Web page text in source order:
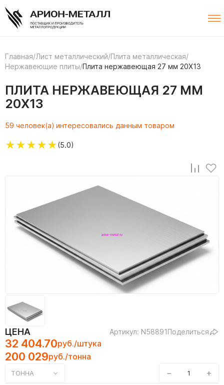
Главная/Лист металлический/Плита металлическая/
Нержавеющие плиты/Плита нержавеющая 27 мм 20Х13
ПЛИТА НЕРЖАВЕЮЩАЯ 27 ММ
20Х13
59 человек(а) интересовались данным товаром
★★★★★(5.0)
ЦЕНА Артикул: N58891Поделиться
32 404.70руб./штука
200 029руб./тонна
ТОННА − +